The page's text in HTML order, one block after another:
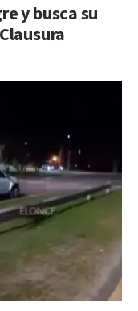
y busca su